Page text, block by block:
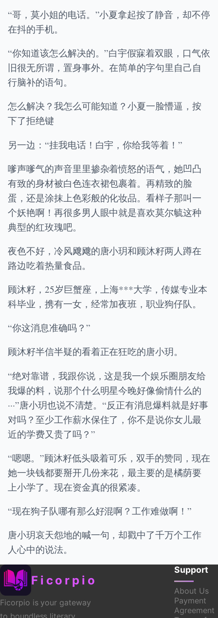
“哥，莫小姐的电话。”小夏拿起按了静音，却不停
在抖的手机。
“你知道该怎么解决的。”白宇假寐着双眼，口气依
旧很无所谓，置身事外。在简单的字句里自己自
行脑补的语句。
怎么解决？我怎么可能知道？小夏一脸懵逼，按
下了拒绝键
另一边：“挂我电话！白宇，你给我等着！”
嗲声嗲气的声音里里掺杂着愤怒的语气，她凹凸
有致的身材被白色连衣裙包裹着。再精致的脸
蛋，还是涂抹上色彩般的化妆品。看样子那叫一
个妖艳啊！再很多男人眼中就是喜欢莫尔毓这种
典型的红玫瑰吧。
夜色不好，冷风飕飕的唐小玥和顾沐籽两人蹲在
路边吃着热量食品。
顾沐籽，25岁巨蟹座，上海***大学，传媒专业本
科毕业，携有一女，经常加夜班，职业狗仔队。
“你这消息准确吗？”
顾沐籽半信半疑的看着正在狂吃的唐小玥。
“绝对靠谱，我跟你说，这是我一个娱乐圈朋友给
我爆的料，说那个什么明星今晚好像偷情什么的
···”唐小玥也说不清楚。“反正有消息爆料就是好事
对吗？至少工作薪水保住了，你不是说你女儿最
近的学费又贵了吗？”
“嗯嗯。”顾沐籽低头吸着可乐，双手的赞同，现在
她一块钱都要掰开几份来花，最主要的是橘荫要
上小学了。现在资金真的很紧凑。
“现在狗子队哪有那么好混啊？工作难做啊！”
唐小玥哀天怨地的喊一句，却戳中了千万个工作
人心中的说法。
Ficorpio
Ficorpio is your gateway
Support
About Us
Payment
Agreement